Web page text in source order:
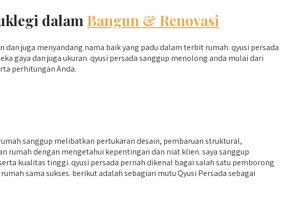
dalam Bangun & Renovasi
juga menyandang nama baik yang padu dalam terbit rumah. qyusi persada
gaya dan juga ukuran. qyusi persada sanggup menolong anda mulai dari
perhitungan Anda.
sanggup melibatkan pertukaran desain, pembaruan struktural,
rumah dengan mengetahui kepentingan dan niat klien. saya sanggup
kualitas tinggi. qyusi persada pernah dikenal bagai salah satu pemborong
sama sukses. berikut adalah sebagian mutu Qyusi Persada sebagai